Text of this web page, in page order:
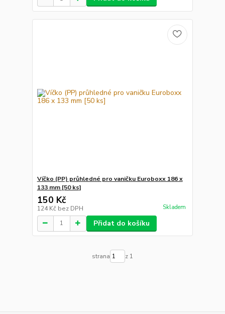
Víčko (PP) průhledné pro vaničku Euroboxx 186 x
133 mm [50 ks]
150 Kč
124 Kč bez DPH Skladem
Přidat do košíku
strana z 1